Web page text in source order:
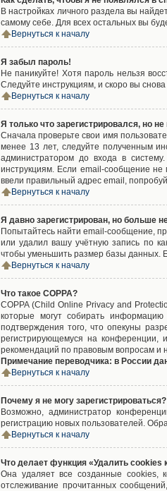
В настройках личного раздела вы
самому себе. Для всех остальных вы
Вернуться к началу
Я забыл пароль!
Не паникуйте! Хотя пароль нельзя
Следуйте инструкциям, и скоро вы
Вернуться к началу
Я только что зарегистрировался, но не
Сначала проверьте свои имя
менее 13 лет, следуйте полученным
администратором до входа в
инструкциям. Если email-сообщение
ввели правильный адрес email,
Вернуться к началу
Я давно зарегистрирован, но больше
Попытайтесь найти email-сообщение,
или удалил вашу учётную запись по
чтобы уменьшить размер базы данных.
Вернуться к началу
Что такое COPPA?
COPPA (Child Online Privacy and
которые могут собирать
подтверждения того, что опекуны
регистрирующемуся на конференции,
рекомендаций по правовым вопросам и
Примечание переводчика: в России
Вернуться к началу
Почему я не могу зарегистрироваться?
Возможно, администратор
регистрацию новых пользователей.
Вернуться к началу
Что делает функция «Удалить cookies
Она удаляет все созданные cookies,
отслеживание прочитанных